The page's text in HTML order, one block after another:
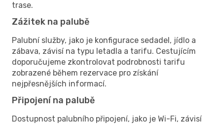
trase.
Zážitek na palubě
Palubní služby, jako je konfigurace sedadel, jídlo a
zábava, závisí na typu letadla a tarifu. Cestujícím
doporučujeme zkontrolovat podrobnosti tarifu
zobrazené během rezervace pro získání
nejpřesnějších informací.
Připojení na palubě
Dostupnost palubního připojení, jako je Wi-Fi, závisí